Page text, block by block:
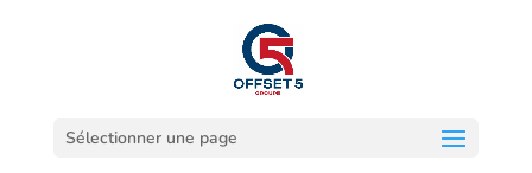
Sélectionner une page